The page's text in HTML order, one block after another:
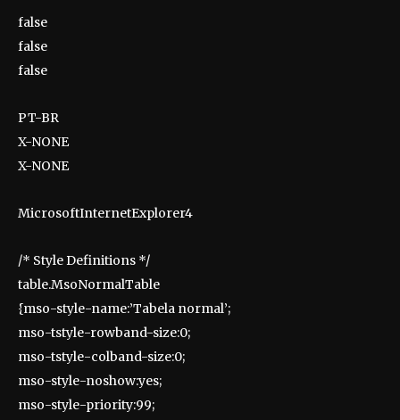
false
false
false
PT-BR
X-NONE
X-NONE
MicrosoftInternetExplorer4
/* Style Definitions */
table.MsoNormalTable
{mso-style-name:’Tabela normal’;
mso-tstyle-rowband-size:0;
mso-tstyle-colband-size:0;
mso-style-noshow:yes;
mso-style-priority:99;